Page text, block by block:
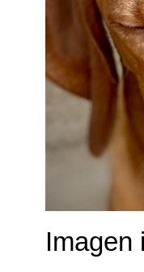
Imagen